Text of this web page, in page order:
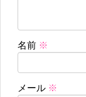
名前 ※
メール ※